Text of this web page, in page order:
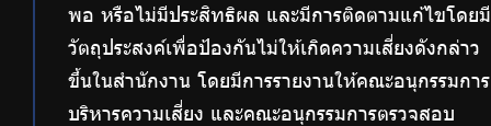
พอ หรือไม่มีประสิทธิผล และมีการติดตามแก้ไขโดยมี
วัตถุประสงค์เพื่อป้องกันไม่ให้เกิดความเสี่ยงดังกล่าว
ขึ้นในสำนักงาน โดยมีการรายงานให้คณะอนุกรรมการ
บริหารความเสี่ยง และคณะอนุกรรมการตรวจสอบ